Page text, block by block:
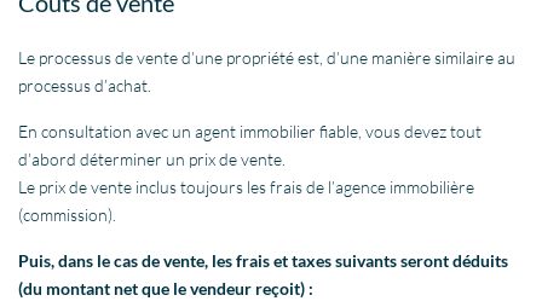
Le processus de vente d’une propriété est, d’une manière similaire au
processus d’achat.
En consultation avec un agent immobilier fiable, vous devez tout
d’abord déterminer un prix de vente.
Le prix de vente inclus toujours les frais de l’agence immobilière
(commission).
Puis, dans le cas de vente, les frais et taxes suivants seront déduits
(du montant net que le vendeur reçoit) :